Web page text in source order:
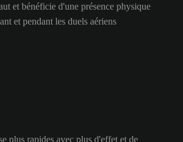
et bénéficie d'une présence physique
et pendant les duels aériens
plus rapides avec plus d'effet et de